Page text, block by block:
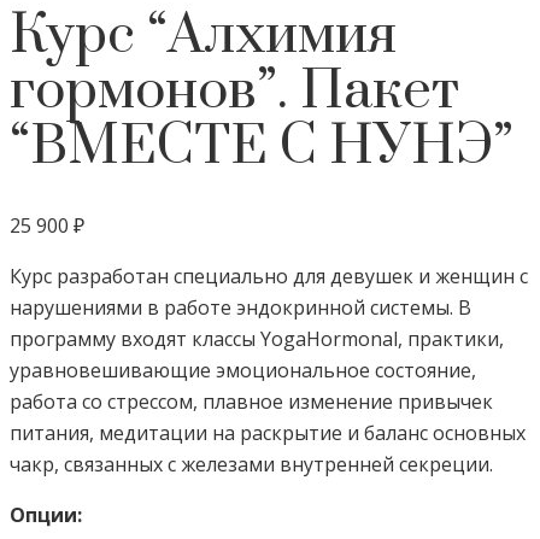
Курс “Алхимия
гормонов”. Пакет
“ВМЕСТЕ С НУНЭ”
25 900 ₽
Курс разработан специально для девушек и женщин с
нарушениями в работе эндокринной системы. В
программу входят классы YogaHormonal, практики,
уравновешивающие эмоциональное состояние,
работа со стрессом, плавное изменение привычек
питания, медитации на раскрытие и баланс основных
чакр, связанных с железами внутренней секреции.
Опции: